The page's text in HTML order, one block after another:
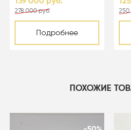
капюшоном - 01164
278 000 руб.
Подробнее
250
ПОХОЖИЕ